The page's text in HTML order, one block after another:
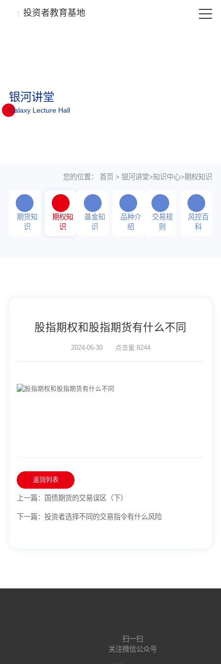
投资者教育基地
银河讲堂
Galaxy Lecture Hall
您的位置：首页 >银河讲堂>知识中心>期权知识
期货知
识
期权知
识
基金知
识
品种介
绍
交易规
则
风控百
科
股指期权和股指期货有什么不同
2024-06-30 点击量:8244
返回列表
上一篇：国债期货的交易误区（下）
下一篇：投资者选择不同的交易指令有什么风险
扫一扫
关注微信公众号